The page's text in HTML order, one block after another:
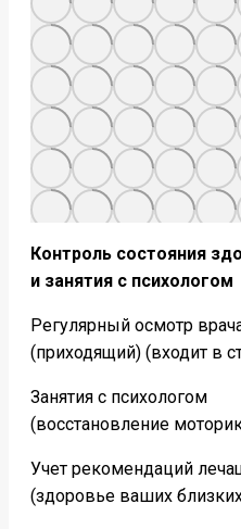
Контроль состояния
и занятия с психологом
Регулярный осмотр
(приходящий) (входит в
Занятия с психологом
(восстановление
Учет рекомендаций
(здоровье ваших